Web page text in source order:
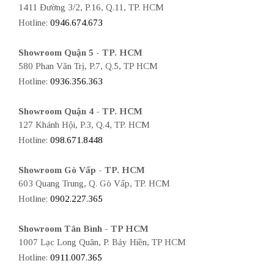
1411 Đường 3/2, P.16, Q.11, TP. HCM
Hotline: 0946.674.673
Showroom Quận 5 - TP. HCM
580 Phan Văn Trị, P.7, Q.5, TP HCM
Hotline: 0936.356.363
Showroom Quận 4 - TP. HCM
127 Khánh Hội, P.3, Q.4, TP. HCM
Hotline: 098.671.8448
Showroom Gò Vấp - TP. HCM
603 Quang Trung, Q. Gò Vấp, TP. HCM
Hotline: 0902.227.365
Showroom Tân Bình - TP HCM
1007 Lạc Long Quân, P. Bảy Hiền, TP HCM
Hotline: 0911.007.365